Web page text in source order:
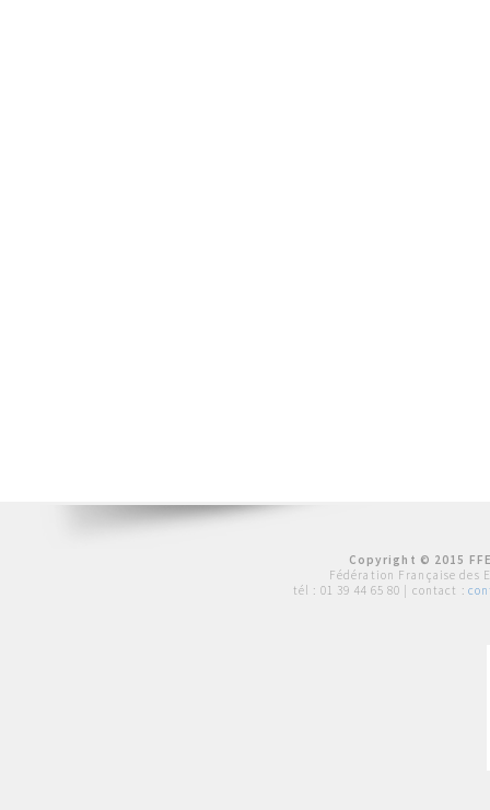
Copyright © 2015
Fédération Française des
tél : 01 39 44 65 80 | contact :